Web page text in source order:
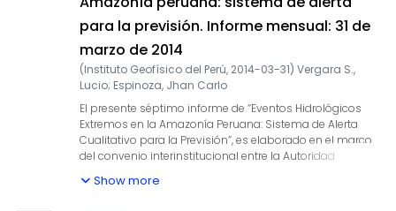
temperatura superficial del mar (SST) anómalos de
algunas regiones oceánicas circundantes en la
ocurrencia de eventos hidrológicos extremos en la
amazónica peruana, como es descrito en Espinoza et al.
(2009, 2011, 2012 y 2013) y Yoon & Zeng (2010), así como
en Lavado et al. (2012), entre otros. En este sexto informe
mensual correspondiente al mes de febrero 2014, se
presentan los resultados del análisis de las condiciones
actuales hasta el último día del mes y la previsión de las
variables hidroclimáticas para los próximos 03 meses.
para la previsión. Informe mensual: 31 de
marzo de 2014
(Instituto Geofísico del Perú, 2014-03-31) Vergara S.,
Lucio; Espinoza, Jhan Carlo
El presente séptimo informe de “Eventos Hidrológicos
Extremos en la Amazonía Peruana: Sistema de Alerta
Cualitativo para la Previsión”, es elaborado en el marco
del convenio interinstitucional entre la Autoridad
objetivo es la elaboración e implementación del estudio
Show more